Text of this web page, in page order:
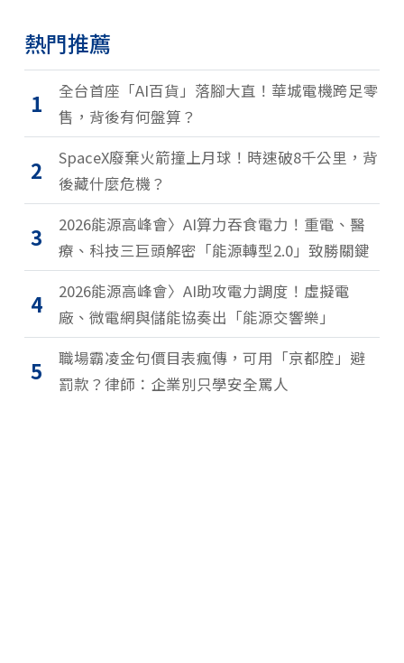
熱門推薦
1
全台首座「AI百貨」落腳大直！華城電機跨足零
售，背後有何盤算？
2
SpaceX廢棄火箭撞上月球！時速破8千公里，背
後藏什麼危機？
3
2026能源高峰會〉AI算力吞食電力！重電、醫
療、科技三巨頭解密「能源轉型2.0」致勝關鍵
4
2026能源高峰會〉AI助攻電力調度！虛擬電
廠、微電網與儲能協奏出「能源交響樂」
5
職場霸凌金句價目表瘋傳，可用「京都腔」避
罰款？律師：企業別只學安全罵人